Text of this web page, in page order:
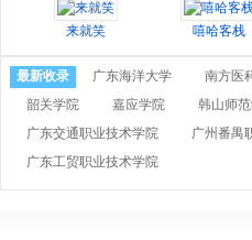
来就笑 嘻哈客栈
最新收录 广东海洋大学 南方医
韶关学院
嘉应学院 韩山师
广东交通职业技术学院
广州番禺
广东工贸职业技术学院